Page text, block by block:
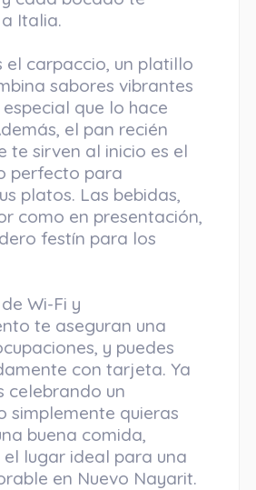
Italia.
el carpaccio, un platillo
sabores vibrantes
que lo hace
el pan recién
te sirven al inicio es el
perfecto para
platos. Las bebidas,
como en presentación,
festín para los
Wi-Fi y
te aseguran una
y puedes
con tarjeta. Ya
celebrando un
simplemente quieras
buena comida,
lugar ideal para una
en Nuevo Nayarit.